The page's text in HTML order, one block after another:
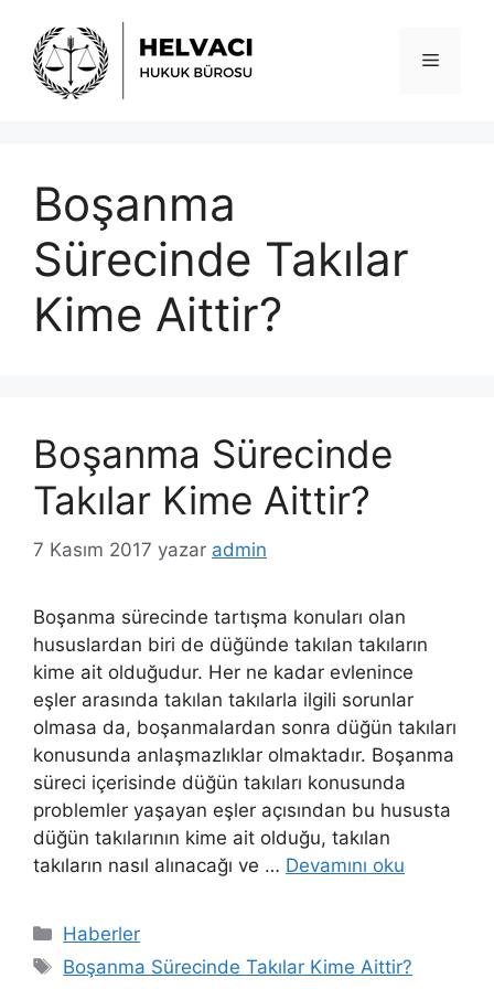
Menü
Boşanma
Sürecinde Takılar
Kime Aittir?
Boşanma Sürecinde
Takılar Kime Aittir?
7 Kasım 2017 yazar admin
Boşanma sürecinde tartışma konuları olan
hususlardan biri de düğünde takılan takıların
kime ait olduğudur. Her ne kadar evlenince
eşler arasında takılan takılarla ilgili sorunlar
olmasa da, boşanmalardan sonra düğün takıları
konusunda anlaşmazlıklar olmaktadır. Boşanma
süreci içerisinde düğün takıları konusunda
problemler yaşayan eşler açısından bu hususta
düğün takılarının kime ait olduğu, takılan
takıların nasıl alınacağı ve … Devamını oku
Kategoriler
Haberler
Etiketler
Boşanma Sürecinde Takılar Kime Aittir?